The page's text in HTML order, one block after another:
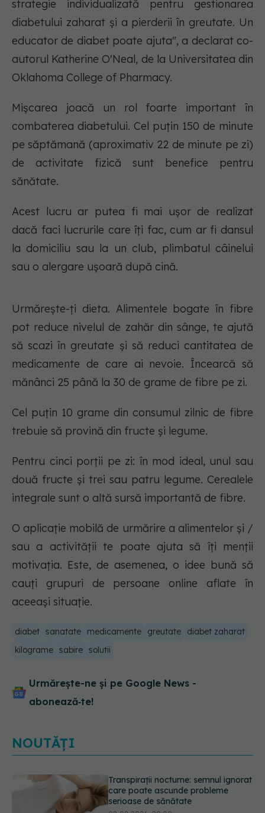
strategie individualizată pentru gestionarea
diabetului zaharat și a pierderii în greutate. Un
educator de diabet poate ajuta", a declarat co-
autorul Katherine O'Neal, de la Universitatea din
Oklahoma College of Pharmacy.
Mișcarea joacă un rol foarte important în
combaterea diabetului. Cel puțin 150 de minute
pe săptămană (aproximativ 22 de minute pe zi)
de activitate fizică sunt benefice pentru
sănătate.
Acest lucru ar putea fi mai ușor de realizat
dacă faci lucrurile care îți fac, cum ar fi dansul
la domiciliu sau la un club, plimbatul câinelui
sau o alergare ușoară după cină.
Urmărește-ți dieta. Alimentele bogate în fibre
pot reduce nivelul de zahăr din sânge, te ajută
să scazi în greutate și să reduci cantitatea de
medicamente de care ai nevoie. Încearcă să
mănânci 25 până la 30 de grame de fibre pe zi.
Cel puțin 10 grame din consumul zilnic de fibre
trebuie să provină din fructe și legume.
Pentru cinci porții pe zi: în mod ideal, unul sau
două fructe și trei sau patru legume. Cerealele
integrale sunt o altă sursă importantă de fibre.
O aplicație mobilă de urmărire a alimentelor și /
sau a activității te poate ajuta să îți menții
motivația. Este, de asemenea, o idee bună să
cauți grupuri de persoane online aflate în
aceeași situație.
diabet sanatate medicamente greutate
diabet zaharat
kilograme sabire solutii
Urmărește-ne și pe Google News -
abonează‑te!
NOUTĂȚI
Ce poți mânca și ce trebuie să eviți
dacă ai gastrită: exemplu de meniu
care reduce inflamația stomacului